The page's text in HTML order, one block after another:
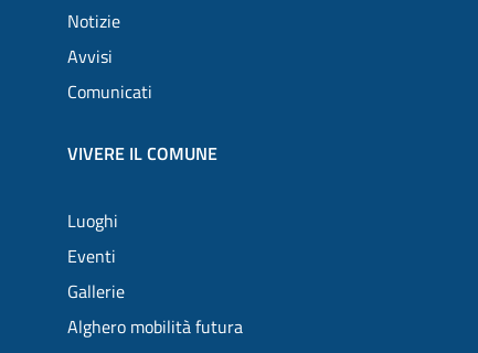
Notizie
Avvisi
Comunicati
VIVERE IL COMUNE
Luoghi
Eventi
Gallerie
Alghero mobilità futura